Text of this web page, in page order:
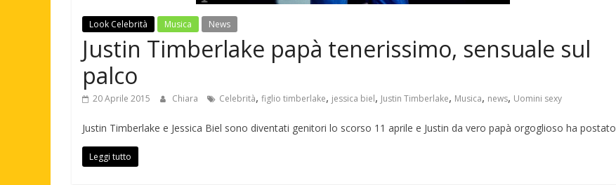
Look Celebrità Musica News
Justin Timberlake papà tenerissimo, sensuale sul
palco
20 Aprile 2015 Chiara Celebrità, figlio timberlake, jessica biel, Justin Timberlake, Musica, news, Uomini sexy
Justin Timberlake e Jessica Biel sono diventati genitori lo scorso 11 aprile e Justin da vero papà orgoglioso ha postato
Leggi tutto